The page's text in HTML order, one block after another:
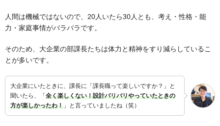
人間は機械ではないので、20人いたら30人とも、考え・性格・能
力・家庭事情がバラバラです。
そのため、大企業の部課長たちは体力と精神をすり減らしているこ
とが多いです。
大企業にいたときに、課長に「課長職って楽しいですか？」と
聞いたら、「全く楽しくない！設計バリバリやっていたときの
方が楽しかったわ！ 」と言っていましたね（笑）